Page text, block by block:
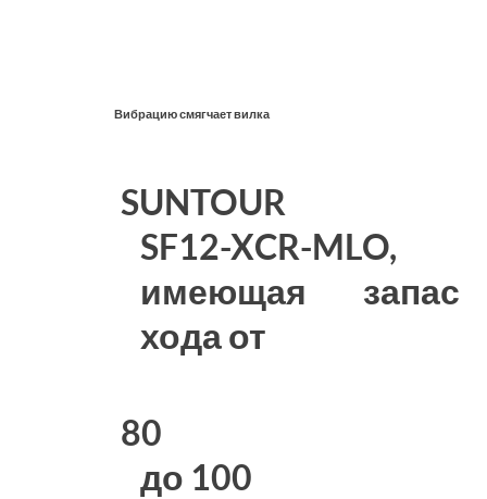
Вибрацию смягчает вилка
SUNTOUR
SF12-XCR-MLO,
имеющая запас
хода от
80
до 100